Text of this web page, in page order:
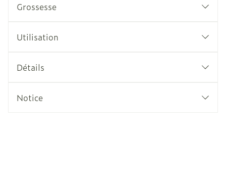
Grossesse
Utilisation
Détails
Notice